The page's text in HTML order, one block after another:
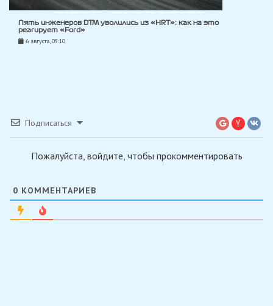
Пять инженеров DTM уволились из «HRT»: как на это
реагирует «Ford»
6 августа, 09:10
Подписаться
Пожалуйста, войдите, чтобы прокомментировать
0 КОММЕНТАРИЕВ